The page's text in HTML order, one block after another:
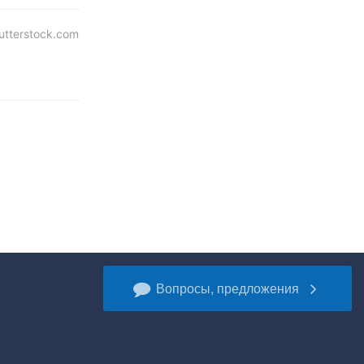
Вопросы, предложения